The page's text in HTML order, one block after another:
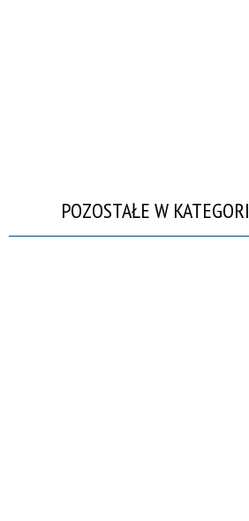
POZOSTAŁE W